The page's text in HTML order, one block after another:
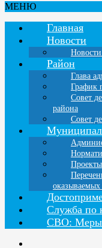
МЕНЮ
Главная
Новости
Район
Глава
График
Совет
района
Совет
Служба по
СВО: Меры